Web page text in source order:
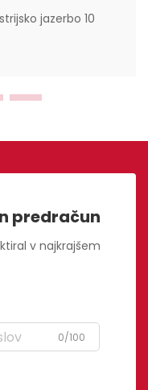
jazerbo 10
predračun
v najkrajšem
0/100